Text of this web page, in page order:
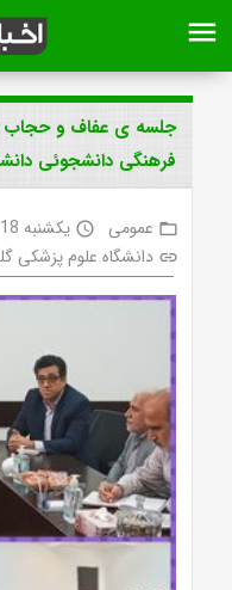
menu
جلسه ی عفاف و حجاب
فرهنگی دانشجوئی
folder_open عمومی access_time یکشنبه 18 تیر 1402 ساعت 4:6
link دانشگاه علوم پزشکی